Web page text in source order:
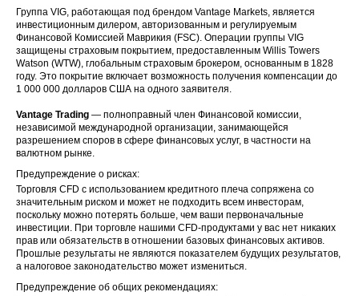
Группа VIG, работающая под брендом Vantage Markets, является
инвестиционным дилером, авторизованным и регулируемым
Финансовой Комиссией Маврикия (FSC). Операции группы VIG
защищены страховым покрытием, предоставленным Willis Towers
Watson (WTW), глобальным страховым брокером, основанным в 1828
году. Это покрытие включает возможность получения компенсации до
1 000 000 долларов США на одного заявителя.
Vantage Trading — полноправный член Финансовой комиссии,
независимой международной организации, занимающейся
разрешением споров в сфере финансовых услуг, в частности на
валютном рынке.
Предупреждение о рисках:
Торговля CFD с использованием кредитного плеча сопряжена со
значительным риском и может не подходить всем инвесторам,
поскольку можно потерять больше, чем ваши первоначальные
инвестиции. При торговле нашими CFD-продуктами у вас нет никаких
прав или обязательств в отношении базовых финансовых активов.
Прошлые результаты не являются показателем будущих результатов,
а налоговое законодательство может измениться.
Предупреждение об общих рекомендациях: